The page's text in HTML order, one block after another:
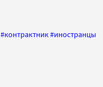
#контрактник#иностранцы